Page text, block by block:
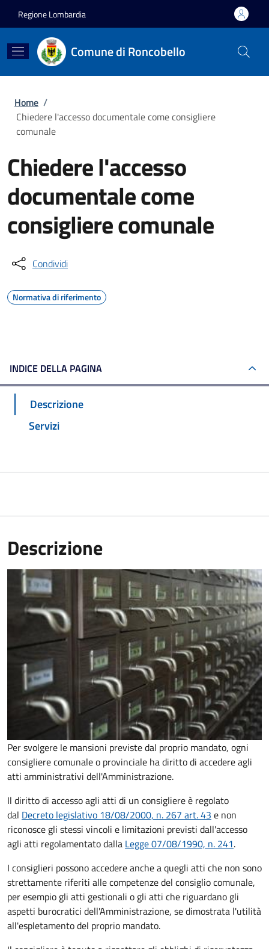
Regione Lombardia
Comune di Roncobello
Briciole di pane
Home /
Chiedere l'accesso documentale come consigliere
comunale
Chiedere l'accesso
documentale come
consigliere comunale
Condividi
Normativa di riferimento
INDICE DELLA PAGINA
Descrizione
Servizi
Descrizione
Per svolgere le mansioni previste dal proprio mandato, ogni
consigliere comunale o provinciale ha diritto di accedere agli
atti amministrativi dell'Amministrazione.
Il diritto di accesso agli atti di un consigliere è regolato
dal Decreto legislativo 18/08/2000, n. 267 art. 43 e non
riconosce gli stessi vincoli e limitazioni previsti dall'accesso
agli atti regolamentato dalla Legge 07/08/1990, n. 241.
I consiglieri possono accedere anche a quegli atti che non sono
strettamente riferiti alle competenze del consiglio comunale,
per esempio gli atti gestionali o gli atti che riguardano gli
aspetti burocratici dell'Amministrazione, se dimostrata l'utilità
all'espletamento del proprio mandato.